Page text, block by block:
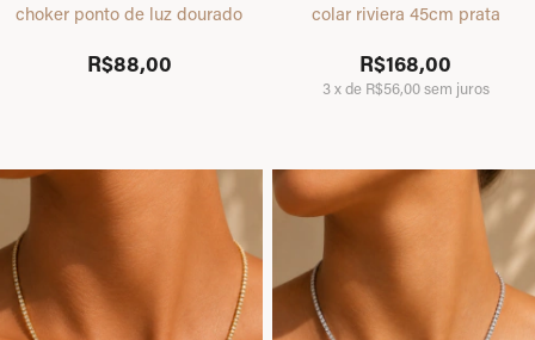
choker ponto de luz dourado
R$88,00
colar riviera 45cm prata
R$168,00
3xde R$56,00sem juros